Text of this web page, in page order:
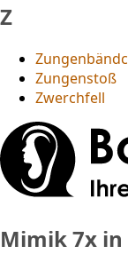
Z
Zungenstoß
Zwerchfell
Mimik7x